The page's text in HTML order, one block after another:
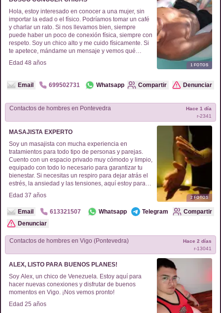
Hola, estoy interesado en conocer a una mujer, sin
importar la edad o el físico. Podríamos tomar un café
y charlar un rato. Si nos llevamos bien, siempre
puede haber un poco de conexión física, siempre con
respeto. Soy un chico alto y me cuido físicamente. Si
te apetece, mándame un mensaje y vemos qué
surge. Estoy aquí para disfrutar y pasarlo bien.
Edad 48 años 1FOTOS
Email 699502731 Whatsapp Compartir Denunciar
Contactos de hombres en Pontevedra
r-2341
Hace 1 día
MASAJISTA EXPERTO
Soy un masajista con mucha experiencia en
tratamientos para todo tipo de personas y parejas.
Cuento con un espacio privado muy cómodo y limpio,
equipado con todo lo necesario para garantizar tu
bienestar. Si necesitas un respiro para dejar atrás el
estrés, la ansiedad y las tensiones, aquí estoy para
ayudarte. También ofrezco sesiones con una
compañera masajista para que disfrutes de una
experiencia diferente. Puedes contactarme al
613321507 si tienes alguna pregunta o quieres más
información.
Edad 37 años 2FOTOS
Email 613321507 Whatsapp Telegram
Compartir
Denunciar
Contactos de hombres en Vigo (Pontevedra)
r-13041
Hace 2 días
ALEX, LISTO PARA BUENOS PLANES!
Soy Alex, un chico de Venezuela. Estoy aquí para
hacer nuevas conexiones y disfrutar de buenos
momentos en Vigo. ¡Nos vemos pronto!
Edad 25 años